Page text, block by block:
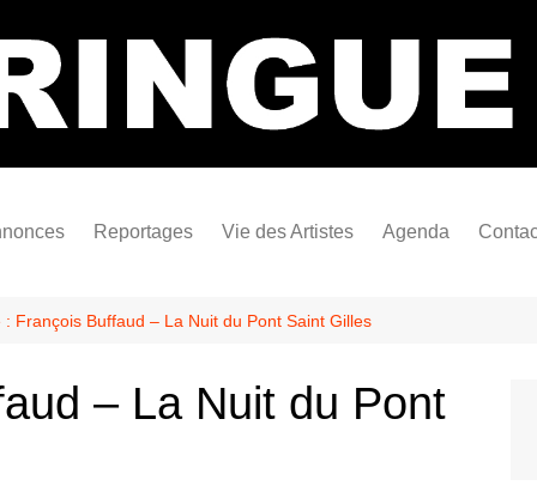
Bastringue Corp
Concerts
Reportages
Photographies
Vie des Artistes
Nécro
Agenda
: François Buffaud – La Nuit du Pont Saint Gilles
– La Nuit du Pont